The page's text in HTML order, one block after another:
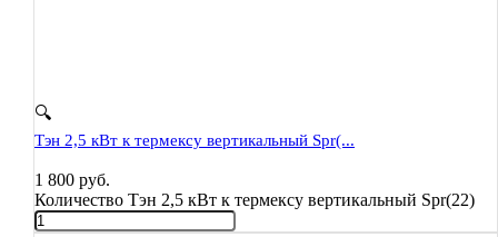
🔍
Тэн 2,5 кВт к термексу вертикальный Spr(...
1 800 руб.
Количество Тэн 2,5 кВт к термексу вертикальный Spr(22)